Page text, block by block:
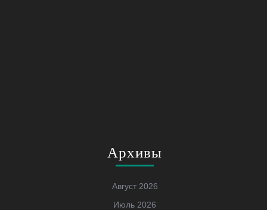
Архивы
Август 2026
Июль 2026